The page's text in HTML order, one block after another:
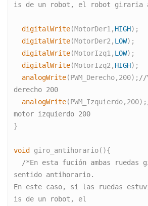
is de un robot, el
robot giraria
  digitalWrite
(MotorDer1, HIGH);
  digitalWrite
(MotorDer2, LOW);
  digitalWrite
(MotorIzq1, LOW);
  digitalWrite
(MotorIzq2, HIGH);
  analogWrite
(PWM_Derecho,200); //
derecho 200
  analogWrite
(PWM_Izquierdo,200);
motor izquierdo 200
}
void
giro_antihorario(){
sentido antihorario.
En este caso, si las ruedas
is de un robot, el